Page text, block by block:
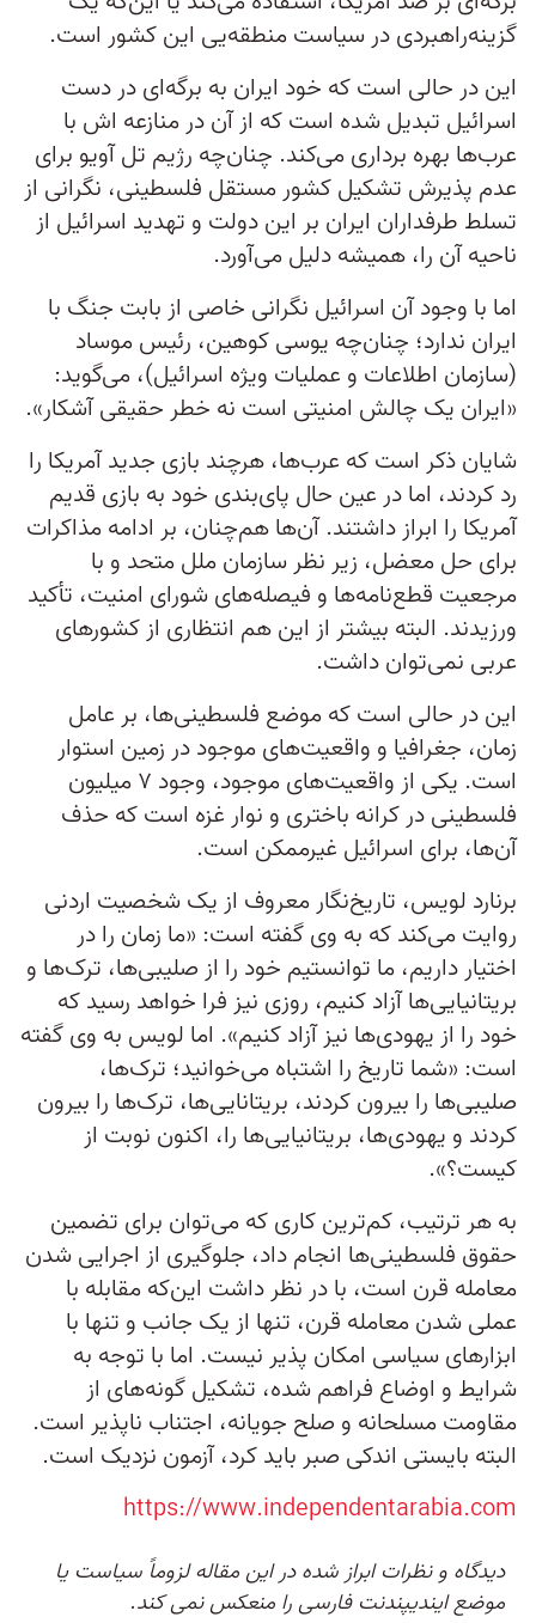
گزینه‌راهبردی در سیاست منطقه‌‌یی‌ این کشور است.
این در حالی است که خود ایران به برگه‌ای در دست
اسرائیل تبدیل شده است که از آن در منازعه اش با
عرب‌ها بهره برداری می‌کند. چنان‌چه رژیم تل آویو برای
عدم پذیرش تشکیل کشور مستقل فلسطینی، نگرانی از
تسلط طرفداران ایران بر این دولت و تهدید اسرائیل از
ناحیه آن را، همیشه دلیل می‌آورد.
اما با وجود آن اسرائیل نگرانی خاصی از بابت جنگ با
ایران ندارد؛ چنان‌چه یوسی کوهین، رئیس موساد
(سازمان اطلاعات و عملیات ویژه اسرائیل)، می‌گوید:
«ایران یک چالش امنیتی است نه خطر حقیقی آشکار».
شایان ذکر است که عرب‌ها، هرچند بازی جدید آمریکا را
رد کردند، اما در عین حال پای‌بندی خود به بازی قدیم
آمریکا را ابراز داشتند. آن‌ها هم‌چنان، بر ادامه مذاکرات
برای حل معضل، زیر نظر سازمان ملل متحد و با
مرجعیت قطع‌نامه‌ها و فیصله‌های شورای امنیت، تأکید
ورزیدند. البته بیشتر از این هم انتظاری از کشورهای
عربی نمی‌توان داشت.
این در حالی است که موضع فلسطینی‌ها، بر عامل
زمان، جغرافیا و واقعیت‌های موجود در زمین استوار
است. یکی از واقعیت‌های موجود، وجود ۷ میلیون
فلسطینی در کرانه باختری و نوار غزه است که حذف
آن‌ها، برای اسرائیل غیرممکن است.
برنارد لویس، تاریخ‌نگار معروف از یک شخصیت اردنی
روایت می‌کند که به وی گفته است: «ما زمان را در
اختیار داریم، ما توانستیم خود را از صلیبی‌ها، ترک‌ها و
بریتانیایی‌ها آزاد کنیم، روزی نیز فرا خواهد رسید که
خود را از یهودی‌ها نیز آزاد کنیم». اما لویس به وی گفته
است: «شما تاریخ را اشتباه می‌خوانید؛ ترک‌ها،
صلیبی‌ها را بیرون کردند، بریتانایی‌ها، ترک‌ها را بیرون
کردند و یهود‌ی‌ها، بریتانیایی‌ها را، اکنون نوبت از
کیست؟».
به هر ترتیب، کم‌ترین کاری که می‌توان برای تضمین
حقوق فلسطینی‌ها انجام داد، جلوگیری از اجرایی شدن
معامله قرن است، با در نظر داشت این‌که مقابله با
عملی شدن معامله قرن، تنها از یک جانب و تنها با
ابزارهای سیاسی امکان پذیر نیست. اما با توجه به
شرایط و اوضاع فراهم شده، تشکیل گونه‌های از
مقاومت‌ مسلحانه و صلح جویانه، اجتناب ناپذیر است.
البته بایستی اندکی صبر باید کرد، آزمون نزدیک است.
https://www.independentarabia.com
دیدگاه و نظرات ابراز شده در این مقاله لزوماً سیاست یا
موضع ایندیپندنت فارسی را منعکس نمی کند.